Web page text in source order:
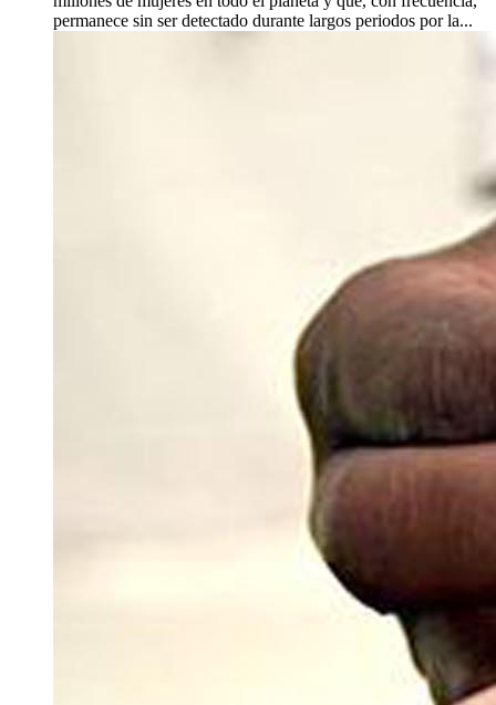
permanece sin ser detectado durante largos periodos por la...